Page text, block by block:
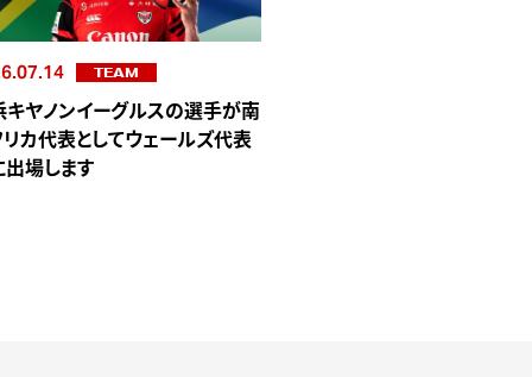
TEAM
キヤノンイーグルスの選手が南
リカ代表としてウェールズ代表
出場します